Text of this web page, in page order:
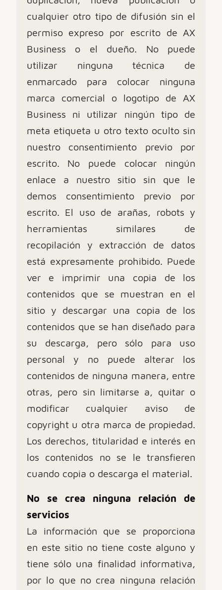
cualquier otro tipo de difusión sin el
permiso expreso por escrito de AX
Business o el dueño. No puede
utilizar ninguna técnica de
enmarcado para colocar ninguna
marca comercial o logotipo de AX
Business ni utilizar ningún tipo de
meta etiqueta u otro texto oculto sin
nuestro consentimiento previo por
escrito. No puede colocar ningún
enlace a nuestro sitio sin que le
demos consentimiento previo por
escrito. El uso de arañas, robots y
herramientas similares de
recopilación y extracción de datos
está expresamente prohibido. Puede
ver e imprimir una copia de los
contenidos que se muestran en el
sitio y descargar una copia de los
contenidos que se han diseñado para
su descarga, pero sólo para uso
personal y no puede alterar los
contenidos de ninguna manera, entre
otras, pero sin limitarse a, quitar o
modificar cualquier aviso de
copyright u otra marca de propiedad.
Los derechos, titularidad e interés en
los contenidos no se le transfieren
cuando copia o descarga el material.
No se crea ninguna relación de
servicios
La información que se proporciona
en este sitio no tiene coste alguno y
tiene sólo una finalidad informativa,
por lo que no crea ninguna relación